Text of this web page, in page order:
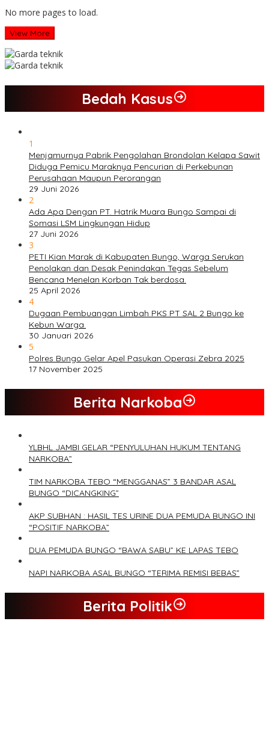
No more pages to load.
View More
Bedah Kasus
1
Menjamurnya Pabrik Pengolahan Brondolan Kelapa Sawit
Diduga Pemicu Maraknya Pencurian di Perkebunan
Perusahaan Maupun Perorangan
29 Juni 2026
2
Ada Apa Dengan PT. Hatrik Muara Bungo Sampai di
Somasi LSM Lingkungan Hidup
27 Juni 2026
3
PETI Kian Marak di Kabupaten Bungo, Warga Serukan
Penolakan dan Desak Penindakan Tegas Sebelum
Bencana Menelan Korban Tak berdosa.
25 April 2026
4
Dugaan Pembuangan Limbah PKS PT SAL 2 Bungo ke
Kebun Warga.
30 Januari 2026
5
Polres Bungo Gelar Apel Pasukan Operasi Zebra 2025
17 November 2025
Berita Narkoba
YLBHL JAMBI GELAR “PENYULUHAN HUKUM TENTANG
NARKOBA”
TIM NARKOBA TEBO “MENGGANAS” 3 BANDAR ASAL
BUNGO “DICANGKING”
AKP SUBHAN : HASIL TES URINE DUA PEMUDA BUNGO INI
“POSITIF NARKOBA”
DUA PEMUDA BUNGO “BAWA SABU” KE LAPAS TEBO
NAPI NARKOBA ASAL BUNGO “TERIMA REMISI BEBAS”
Berita Politik